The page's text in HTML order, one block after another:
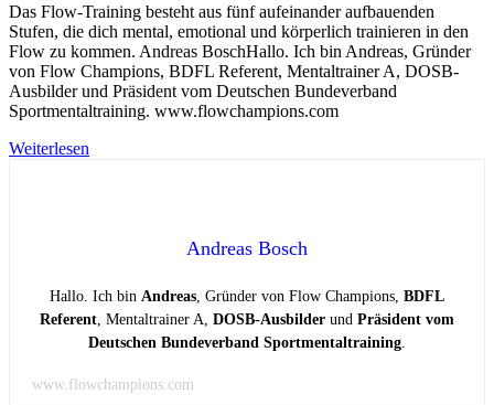
Das Flow-Training besteht aus fünf aufeinander aufbauenden
Stufen, die dich mental, emotional und körperlich trainieren in den
Flow zu kommen. Andreas BoschHallo. Ich bin Andreas, Gründer
von Flow Champions, BDFL Referent, Mentaltrainer A, DOSB-
Ausbilder und Präsident vom Deutschen Bundeverband
Sportmentaltraining. www.flowchampions.com
Weiterlesen
Andreas Bosch
Hallo. Ich bin Andreas , Gründer von Flow Champions, BDFL
Referent , Mentaltrainer A, DOSB-Ausbilder und Präsident vom
Deutschen Bundeverband Sportmentaltraining
www.flowchampions.com